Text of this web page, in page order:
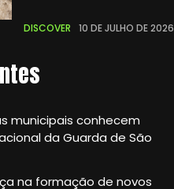
DISCOVER 10 DE JULHO DE 2026
municipais conhecem
da Guarda de São
na formação de novos